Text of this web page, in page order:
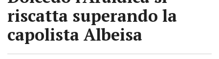
riscatta superando la
capolista Albeisa